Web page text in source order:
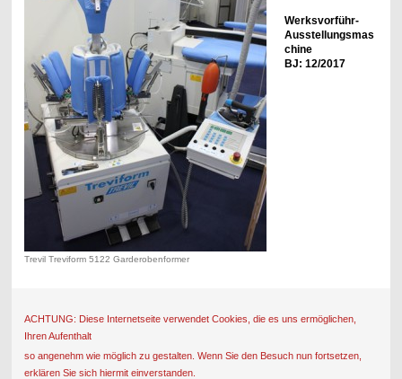
Trevil Treviform 5122 Garderobenformer
Werksvorführ-
Ausstellungsmas
chine
BJ: 12/2017
ACHTUNG: Diese Internetseite verwendet Cookies, die es uns ermöglichen,
Ihren Aufenthalt
so angenehm wie möglich zu gestalten. Wenn Sie den Besuch nun fortsetzen,
erklären Sie sich hiermit einverstanden.